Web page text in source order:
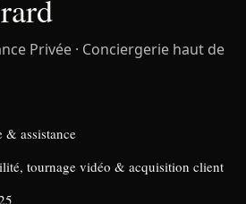
Privée · Conciergerie haut de
& assistance
tournage vidéo & acquisition client